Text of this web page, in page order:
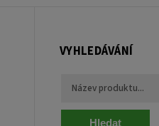
VYHLEDÁVÁNÍ
Hledat